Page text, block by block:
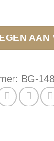
AAN
BG-